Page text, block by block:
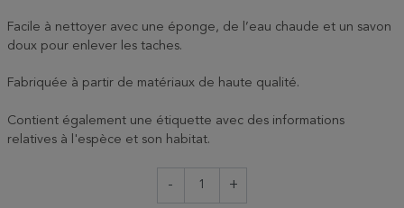
Facile à nettoyer avec une éponge, de l’eau chaude et un savon
doux pour enlever les taches.
Fabriquée à partir de matériaux de haute qualité.
Contient également une étiquette avec des informations
relatives à l'espèce et son habitat.
- +